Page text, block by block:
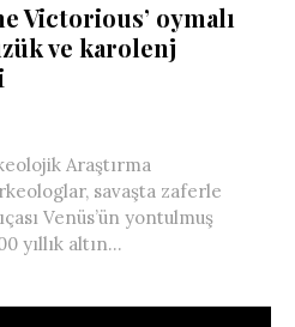
Victorious’ oymalı
ve karolenj
Araştırma
savaşta zaferle
Venüs’ün yontulmuş
yıllık altın...